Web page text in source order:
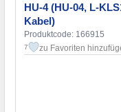
HU-4 (HU-04, L-
Kabel)
Produktcode: 166915
7 zu Favoriten